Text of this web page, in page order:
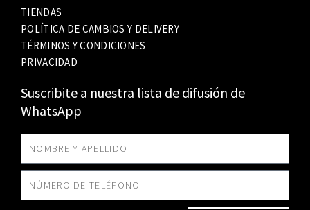
TIENDAS
POLÍTICA DE CAMBIOS Y DELIVERY
TÉRMINOS Y CONDICIONES
PRIVACIDAD
Suscribite a nuestra lista de difusión de
WhatsApp